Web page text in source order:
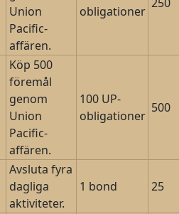
Union
Pacific-
affären.
obligationer
Köp 500
föremål
genom
Union
Pacific-
affären.
100 UP-
obligationer
500
Avsluta fyra
dagliga
aktiviteter.
1 bond 25